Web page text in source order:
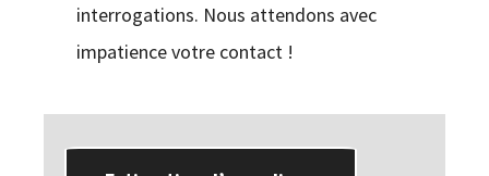
interrogations. Nous attendons avec
impatience votre contact !